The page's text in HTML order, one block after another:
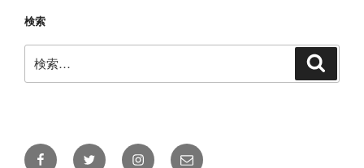
検索
索:
FacebookTwitter Instagramメ